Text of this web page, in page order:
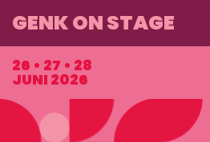
GENK ON STAGE
26 • 27 • 28
JUNI 2026